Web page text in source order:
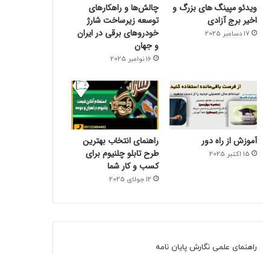
ویدئو مپینگ های بزرگ و
اخیر برج آزادی
17 دسامبر 2025
چالش‌ها و راهکارهای
توسعه زیرساخت شارژ
خودروهای برقی در ایران
و جهان
16 نوامبر 2025
آموزش از راه دور
15 اکتبر 2025
راهنمای انتخاب بهترین
طرح تابلو چلنیوم برای
کسب و کار شما
12 جولای 2025
راهنمای علمی نگارش پایان نامه